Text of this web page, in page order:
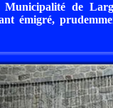
de
émigré,